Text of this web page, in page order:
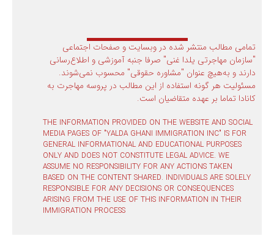
تمامی مطالب منتشر شده در وبسایت و صفحات اجتماعی
"سازمان مهاجرتی یلدا غنی" صرفا جنبه آموزشی و اطلاع‌رسانی
دارند و به‌هیچ عنوان "مشاوره حقوقی" محسوب نمی‌شوند.
مسئولیت هر گونه استفاده از این مطالب در پروسه مهاجرت به
کانادا تماما بر عهده متقاضیان است.
THE INFORMATION PROVIDED ON THE WEBSITE AND SOCIAL
MEDIA PAGES OF "YALDA GHANI IMMIGRATION INC" IS FOR
GENERAL INFORMATIONAL AND EDUCATIONAL PURPOSES
ONLY AND DOES NOT CONSTITUTE LEGAL ADVICE. WE
ASSUME NO RESPONSIBILITY FOR ANY ACTIONS TAKEN
BASED ON THE CONTENT SHARED. INDIVIDUALS ARE SOLELY
RESPONSIBLE FOR ANY DECISIONS OR CONSEQUENCES
ARISING FROM THE USE OF THIS INFORMATION IN THEIR
IMMIGRATION PROCESS